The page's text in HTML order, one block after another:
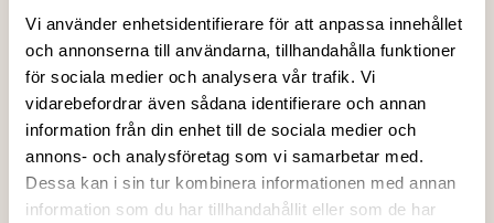
Vi använder enhetsidentifierare för att anpassa innehållet
och annonserna till användarna, tillhandahålla funktioner
för sociala medier och analysera vår trafik. Vi
vidarebefordrar även sådana identifierare och annan
information från din enhet till de sociala medier och
annons- och analysföretag som vi samarbetar med.
Dessa kan i sin tur kombinera informationen med annan
information som du har tillhandahållit eller som de har
Idrottsgatan 2
Anmälan
Fri entré men anmälan krävs
Anmäl din klass via SciFests portal
Arrangörer
Eu-projektet LOESS (Literacy boost through and
Operational Educational Ecosystem of Societal actors
on Soil health). Projektet finansieras av EU-